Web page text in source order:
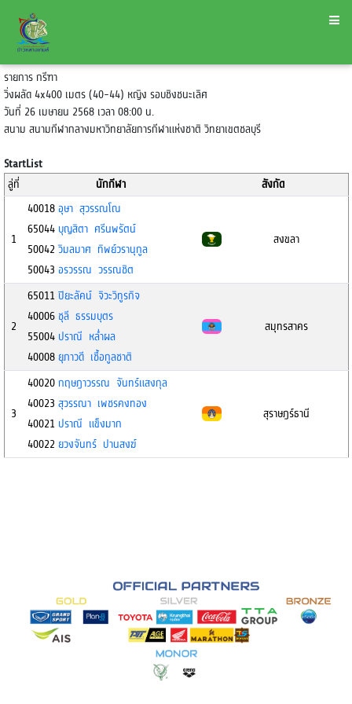
รายการ กรีฑา
วิ่งผลัด 4x400 เมตร (40-44) หญิง รอบชิงชนะเลิศ
วันที่ 26 เมษายน 2568 เวลา 08:00 น.
สนาม สนามกีฬากลางมหาวิทยาลัยการกีฬาแห่งชาติ วิทยาเขตชลบุรี
StartList
ลู่ที่
นักกีฬา สังกัด
1
40018 อุษา สุวรรณโณ
65044 บุญสิตา ศรีนพรัตน์
50042 วิมลมาศ ทิพย์วรานุกูล
50043 อรวรรณ วรรณชิต
สงขลา
2
65011 ปิยะลัคน์ จิวะวิทูรกิจ
40006 ชุลี ธรรมบุตร
55004 ปราณี หล่ำผล
40008 ยุภาวดี เชื้อกูลชาติ
สมุทรสาคร
3
40020 กฤษฎาวรรณ จันทร์แสงกุล
40023 สุวรรณา เพชรคงทอง
40021 ปราณี แข็งมาก
40022 ยวงจันทร์ ปานสงฆ์
สุราษฎร์ธานี